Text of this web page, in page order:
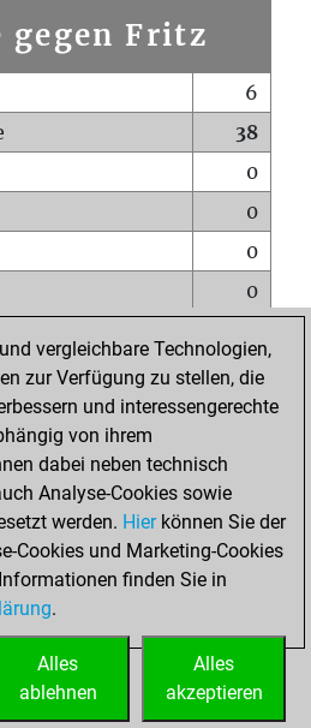
gegen Fritz
6
38
0
0
0
0
0
0
0
vergleichbare Technologien,
zur Verfügung zu stellen, die
und interessengerechte
von ihrem
dabei neben technisch
Analyse-Cookies sowie
werden. Hierkönnen Sie der
Cookies und Marketing-Cookies
finden Sie in
.
Alles
akzeptieren
Alles
ablehnen